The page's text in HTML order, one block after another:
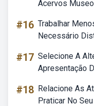
Acervos
#16 Trabalhar
Necessário
#17 Selecione A
Apresentação
#18 Relacione As
Praticar No